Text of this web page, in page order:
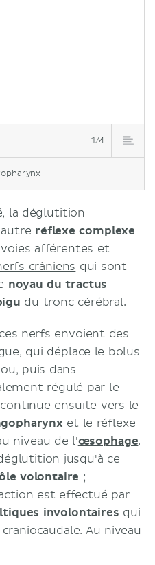
1/4
la déglutition
réflexe complexe
afférentes et
crâniens qui sont
noyau du tractus
du tronc cérébral.
nerfs envoient des
qui déplace le bolus
puis dans
régulé par le
ensuite vers le
et le réflexe
niveau de l'œsophage.
jusqu'à ce
volontaire ;
est effectué par
involontaires qui
Au niveau